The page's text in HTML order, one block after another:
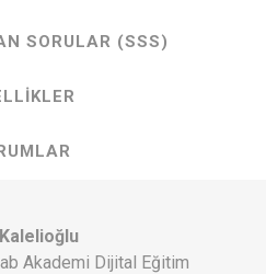
SORULAR (SSS)
Akademi Dijital Eğitim